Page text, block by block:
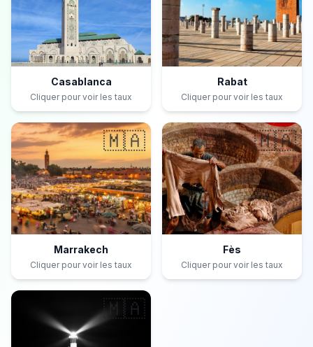
Casablanca
Cliquer pour voir les taux
Rabat
Cliquer pour voir les taux
🇲🇦
Marrakech
Cliquer pour voir les taux
🇲🇦
Fès
Cliquer pour voir les taux
🇲🇦